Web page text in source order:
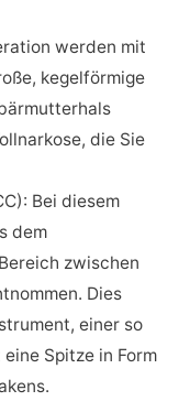
werden mit
kegelförmige
die Sie
Bei diesem
dem
zwischen
Dies
einer so
eine Spitze in Form